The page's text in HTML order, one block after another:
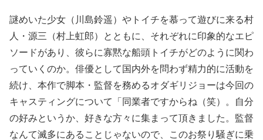
謎めいた少女（川島鈴遥）やトイチを慕って遊びに来る村
人・源三（村上虹郎）とともに、それぞれに印象的なエピ
ソードがあり、彼らに寡黙な船頭トイチがどのように関わ
っていくのか。俳優として国内外を問わず精力的に活動を
続け、本作で脚本・監督を務めるオダギリジョーは今回の
キャスティングについて「同業者ですからね（笑）。自分
の好みというか、好きな方々に集まって頂きました。監督
なんて滅多にあることじゃないので、このお祭り騒ぎに乗